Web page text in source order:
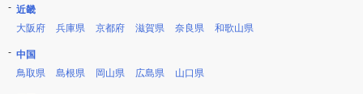
近畿
大阪府
兵庫県 京都府 滋賀県 奈良県 和歌山県
中国
鳥取県
島根県 岡山県 広島県 山口県